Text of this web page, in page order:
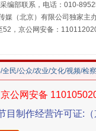
乱象
编部联系，电话：010-
媒（北京）有限公司独家主
，京公网安备：
全民/公众/农业/文化/视频/检
京公网安备
目制作经营许可证: